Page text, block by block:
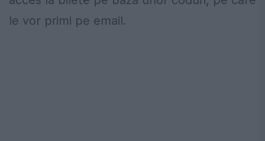
le vor primi pe email.